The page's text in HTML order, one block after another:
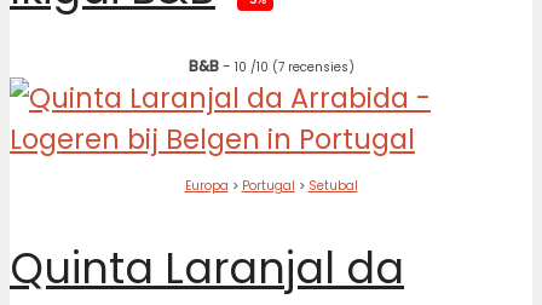
B&B- 10 /10 (7 recensies)
Europa > Portugal > Setubal
Quinta Laranjal da